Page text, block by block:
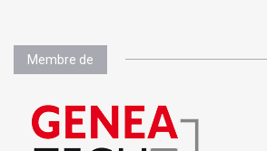
Membre de